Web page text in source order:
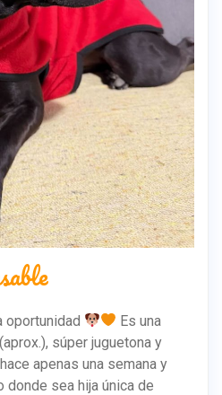
oportunidad
Es una
súper juguetona y
apenas una semana y
donde sea hija única de